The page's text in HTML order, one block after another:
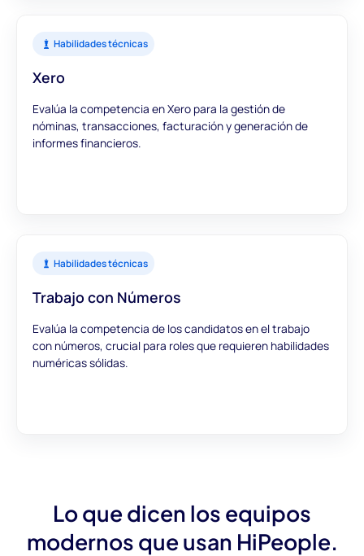
Habilidades técnicas
Xero
Evalúa la competencia en Xero para la gestión de
nóminas, transacciones, facturación y generación de
informes financieros.
Habilidades técnicas
Trabajo con Números
Evalúa la competencia de los candidatos en el trabajo
con números, crucial para roles que requieren habilidades
numéricas sólidas.
Lo que dicen los equipos
modernos que usan HiPeople.